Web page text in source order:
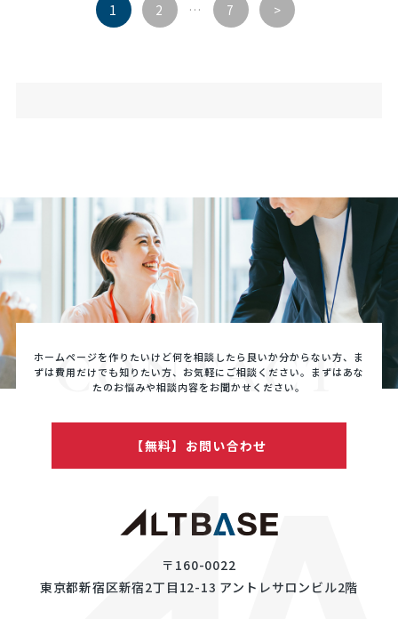
1 2 … 7 >
CONTACT
ホームページを作りたいけど何を相談したら良いか分からない方、ま
ずは費用だけでも知りたい方、 お気軽にご相談ください。まずはあな
たのお悩みや相談内容をお聞かせください。
【無料】お問い合わせ
〒160-0022
東京都新宿区新宿2丁目12-13 アントレサロンビル2階